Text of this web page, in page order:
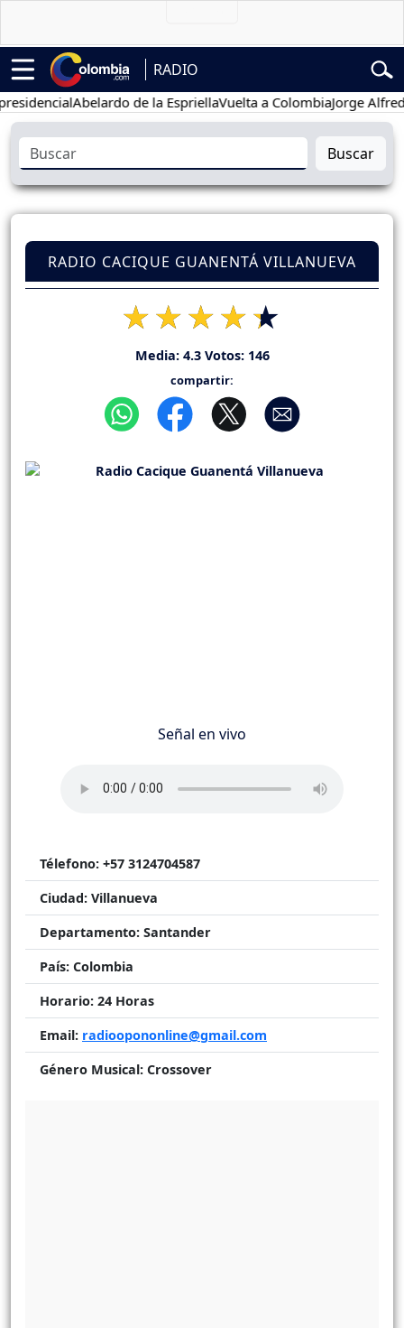
RADIO
Abelardo de la EspriellaVuelta a ColombiaJorge Alfredo
Buscar
RADIO CACIQUE GUANENTÁ VILLANUEVA
Media: 4.3Votos: 146
compartir:
Señal en vivo
Télefono: +57 3124704587
Ciudad: Villanueva
Departamento: Santander
País: Colombia
Horario: 24 Horas
Email: radioopononline@gmail.com
Género Musical: Crossover